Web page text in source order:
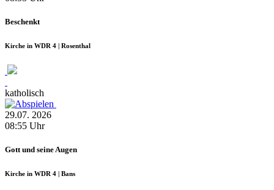
Beschenkt
Kirche in WDR 4 | Rosenthal
katholisch
29.07. 2026
08:55 Uhr
Gott und seine Augen
Kirche in WDR 4 | Bans